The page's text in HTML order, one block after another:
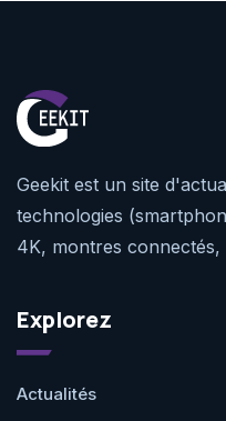
Geekit est un site
technologies
4K, montres connectés,
Explorez
Actualités